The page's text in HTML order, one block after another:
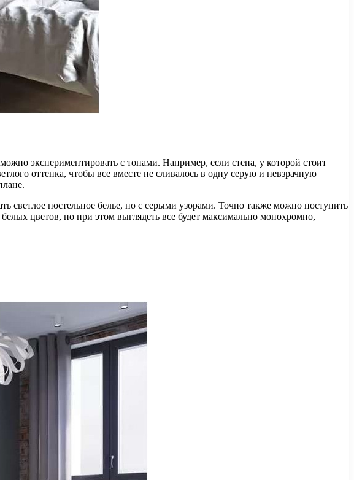
экспериментировать с тонами. Например, если стена, у которой стоит
оттенка, чтобы все вместе не сливалось в одну серую и невзрачную
светлое постельное белье, но с серыми узорами. Точно также можно поступить
цветов, но при этом выглядеть все будет максимально монохромно,